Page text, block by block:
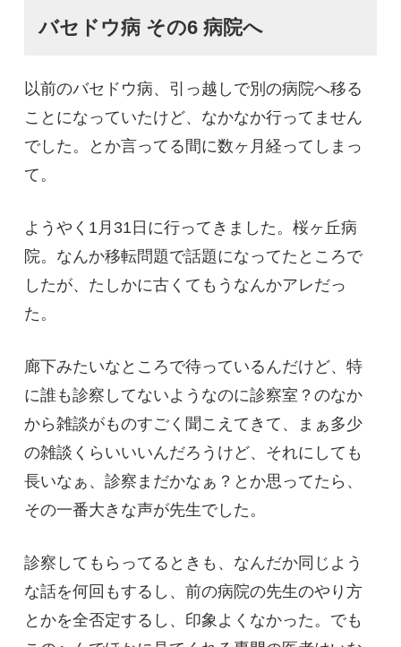
バセドウ病 その6 病院へ
以前のバセドウ病、引っ越しで別の病院へ移る
ことになっていたけど、なかなか行ってません
でした。とか言ってる間に数ヶ月経ってしまっ
て。
ようやく1月31日に行ってきました。桜ヶ丘病
院。なんか移転問題で話題になってたところで
したが、たしかに古くてもうなんかアレだっ
た。
廊下みたいなところで待っているんだけど、特
に誰も診察してないようなのに診察室？のなか
から雑談がものすごく聞こえてきて、まぁ多少
の雑談くらいいいんだろうけど、それにしても
長いなぁ、診察まだかなぁ？とか思ってたら、
その一番大きな声が先生でした。
診察してもらってるときも、なんだか同じよう
な話を何回もするし、前の病院の先生のやり方
とかを全否定するし、印象よくなかった。でも